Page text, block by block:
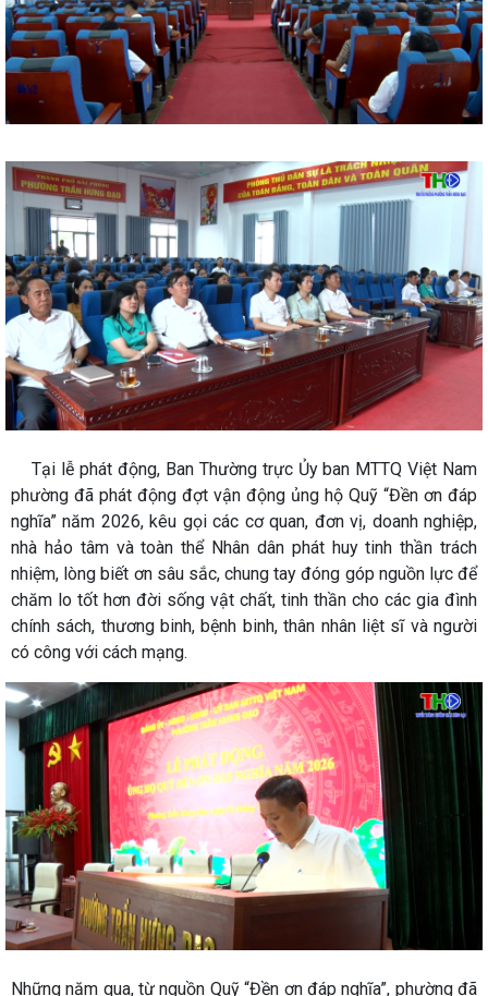
Tại lễ phát động, Ban Thường trực Ủy ban MTTQ Việt Nam
phường đã phát động đợt vận động ủng hộ Quỹ “Đền ơn đáp
nghĩa” năm 2026, kêu gọi các cơ quan, đơn vị, doanh nghiệp,
nhà hảo tâm và toàn thể Nhân dân phát huy tinh thần trách
nhiệm, lòng biết ơn sâu sắc, chung tay đóng góp nguồn lực để
chăm lo tốt hơn đời sống vật chất, tinh thần cho các gia đình
chính sách, thương binh, bệnh binh, thân nhân liệt sĩ và người
có công với cách mạng.
Những năm qua, từ nguồn Quỹ “Đền ơn đáp nghĩa”, phường đã